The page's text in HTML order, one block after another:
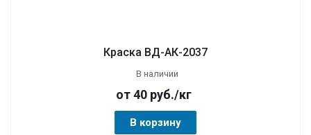
Краска ВД-АК-2037
В наличии
от 40 руб./кг
В корзину